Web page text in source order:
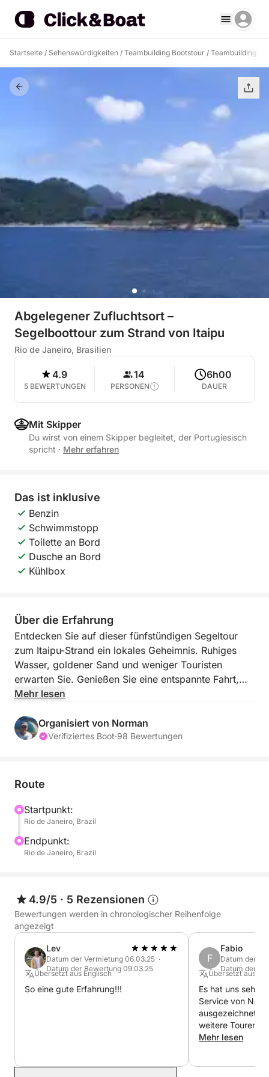
Startseite / Sehenswürdigkeiten / Teambuilding Bootstour / Teambuilding
Abgelegener Zufluchtsort –
Segelboottour zum Strand von Itaipu
Rio de Janeiro, Brasilien
4.9
5 BEWERTUNGEN
14
PERSONEN
6h00
DAUER
Mit Skipper
Du wirst von einem Skipper begleitet, der Portugiesisch
spricht · Mehr erfahren
Das ist inklusive
Benzin
Schwimmstopp
Toilette an Bord
Dusche an Bord
Kühlbox
Über die Erfahrung
Entdecken Sie auf dieser fünfstündigen Segeltour
zum Itaipu-Strand ein lokales Geheimnis. Ruhiges
Wasser, goldener Sand und weniger Touristen
erwarten Sie. Genießen Sie eine entspannte Fahrt,
einen atemberaubenden Blick auf Rios Küste und viel
Es ist ein erholsamer Kurzurlaub, der sich wie Welten
entfernt von der Stadt anfühlt.
engere Verbindung zur Natur Rios suchen. Mit der
Atmosphäre an Bord fühlt sich jeder Moment
bewusst an. Wir machen es Ihnen leicht, Einfachheit,
Landschaft und Ruhe zu genießen.
Mehr lesen
Organisiert von Norman
Verifiziertes Boot·98 Bewertungen
Route
Startpunkt:
Rio de Janeiro, Brazil
Endpunkt:
Rio de Janeiro, Brazil
4.9/5 · 5 Rezensionen
Bewertungen werden in chronologischer Reihenfolge
angezeigt
Lev
Datum der Vermietung 06.03.25 ·
Datum der Bewertung 09.03.25
Übersetzt aus Englisch
So eine gute Erfahrung!!!
F
Fabio
Datum der
Datum der
Übersetzt aus
Es hat uns sehr
Service von
ausgezeichnet.
weitere Touren
Mehr lesen